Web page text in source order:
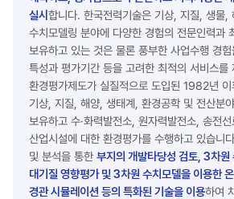
실시합니다. 한국전력기술은 기상, 지질, 생물,
수치모델링 분야에 다양한 경험의 전문인력과
보유하고 있는 것은 물론 풍부한 사업수행 경
특성과 평가기간 등을 고려한 최적의 서비스를
환경평가제도가 실질적으로 도입된 1982년
기상, 지질, 해양, 생태계, 환경공학 및 전산분
보유하고 수·화력발전소, 원자력발전소, 송전
산업시설에 대한 환경평가를 수행하고 있습니
및 분석을 통한 부지의 개발타당성 검토, 3차원
대기질 영향평가 및 3차원 수치모델을 이용한
경관 시뮬레이션 등의 특화된 기술을 이용하여